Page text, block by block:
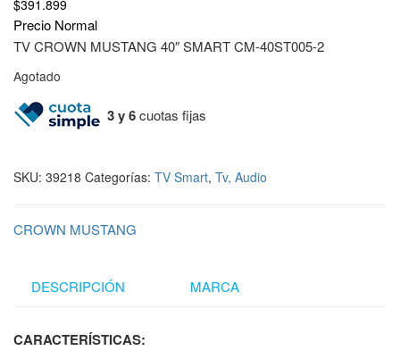
$391.899
Precio Normal
TV CROWN MUSTANG 40″ SMART CM-40ST005-2
Agotado
3 y 6cuotas fijas
SKU: 39218 Categorías: TV Smart, Tv, Audio
CROWN MUSTANG
DESCRIPCIÓN MARCA
CARACTERÍSTICAS: